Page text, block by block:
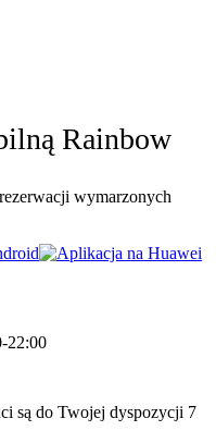
Rainbow
wymarzonych
22:00
są do Twojej dyspozycji 7